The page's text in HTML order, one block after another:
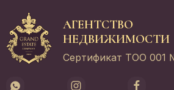
АГЕНТСТВО
НЕДВИЖИМОСТИ
Сертификат ТОО 001